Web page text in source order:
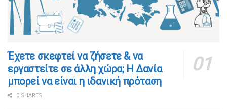
​​Έχετε σκεφτεί να ζήσετε & να
εργαστείτε σε άλλη χώρα; Η Δανία
μπορεί να είναι η ιδανική πρόταση
0 SHARES